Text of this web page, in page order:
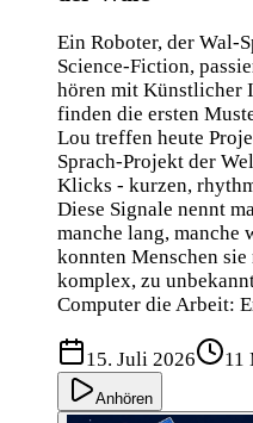
Ein Roboter, der Wal-
Science-Fiction,
hören mit Künstlicher
finden die ersten
Lou treffen heute
Sprach-Projekt der
Klicks - kurzen,
Diese Signale nennt
manche lang, manche
konnten Menschen
komplex, zu
Computer die Arbeit:
15. Juli 2026 11
Anhören